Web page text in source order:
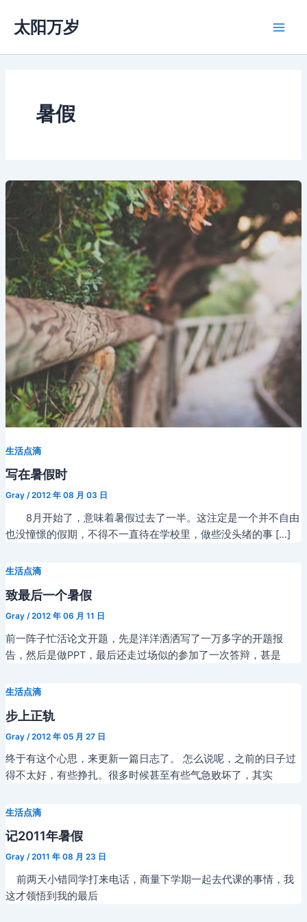
容
太阳万岁
暑假
生活点滴
写在暑假时
Gray /2012 年 08 月 03 日
8月开始了，意味着暑假过去了一半。这注定是一个并不自由
也没憧憬的假期，不得不一直待在学校里，做些没头绪的事 […]
生活点滴
致最后一个暑假
Gray /2012 年 06 月 11 日
前一阵子忙活论文开题，先是洋洋洒洒写了一万多字的开题报
告，然后是做PPT，最后还走过场似的参加了一次答辩，甚是
生活点滴
步上正轨
Gray /2012 年 05 月 27 日
终于有这个心思，来更新一篇日志了。 怎么说呢，之前的日子过
得不太好，有些挣扎。很多时候甚至有些气急败坏了，其实
生活点滴
记2011年暑假
Gray /2011 年 08 月 23 日
前两天小错同学打来电话，商量下学期一起去代课的事情，我
这才领悟到我的最后